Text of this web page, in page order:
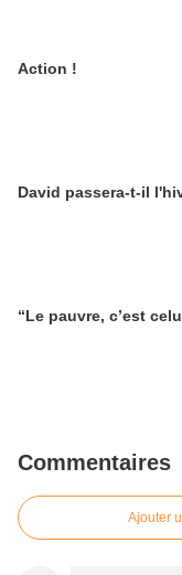
Action !
David passera-t-il
“Le pauvre, c’est
Commentaires
Ajouter